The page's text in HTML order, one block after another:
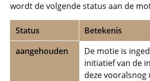
wordt de volgende status aan de
Status
Betekenis
aangehouden
De motie is
initiatief van de
deze vooralsnog